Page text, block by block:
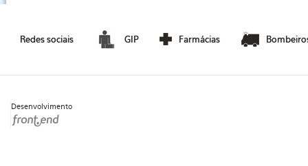
Redes sociais GIP Farmácias
Desenvolvimento